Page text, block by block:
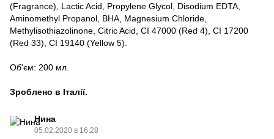
(Fragrance), Lactic Acid, Propylene Glycol, Disodium EDTA,
Aminomethyl Propanol, BHA, Magnesium Chloride,
Methylisothiazolinone, Citric Acid, CI 47000 (Red 4), CI 17200
(Red 33), CI 19140 (Yellow 5).
Об'єм: 200 мл.
Зроблено в Італії.
Нина
05.02.2020 в 16:28